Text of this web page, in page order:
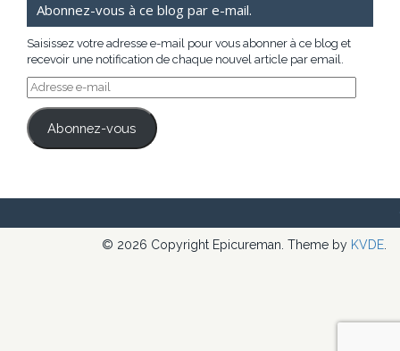
Abonnez-vous à ce blog par e-mail.
Saisissez votre adresse e-mail pour vous abonner à ce blog et
recevoir une notification de chaque nouvel article par email.
Adresse
e-
mail
Abonnez-vous
© 2026 Copyright Epicureman. Theme by KVDE.